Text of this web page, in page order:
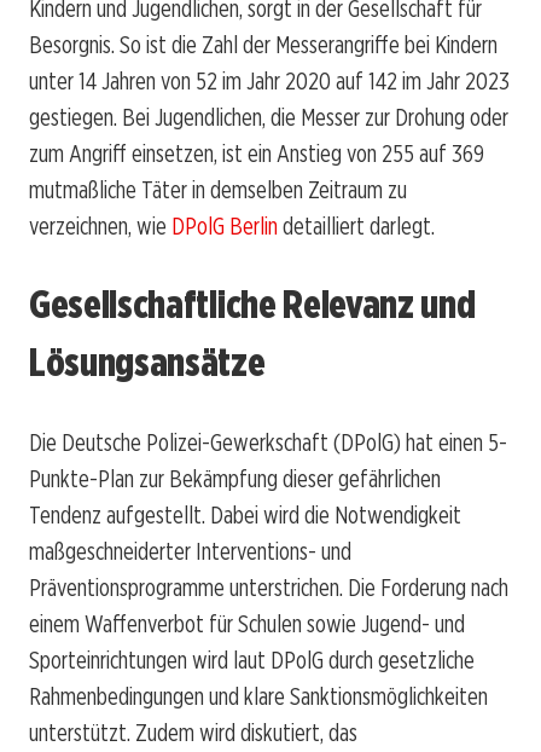
Kindern und Jugendlichen, sorgt in der Gesellschaft für
Besorgnis. So ist die Zahl der Messerangriffe bei Kindern
unter 14 Jahren von 52 im Jahr 2020 auf 142 im Jahr 2023
gestiegen. Bei Jugendlichen, die Messer zur Drohung oder
zum Angriff einsetzen, ist ein Anstieg von 255 auf 369
mutmaßliche Täter in demselben Zeitraum zu
verzeichnen, wie DPolG Berlin detailliert darlegt.
Gesellschaftliche Relevanz und
Lösungsansätze
Die Deutsche Polizei-Gewerkschaft (DPolG) hat einen 5-
Punkte-Plan zur Bekämpfung dieser gefährlichen
Tendenz aufgestellt. Dabei wird die Notwendigkeit
maßgeschneiderter Interventions- und
Präventionsprogramme unterstrichen. Die Forderung nach
einem Waffenverbot für Schulen sowie Jugend- und
Sporteinrichtungen wird laut DPolG durch gesetzliche
Rahmenbedingungen und klare Sanktionsmöglichkeiten
unterstützt. Zudem wird diskutiert, das